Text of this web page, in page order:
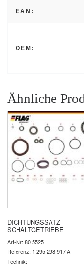
EAN:
OEM:
Ähnliche
DICHTUNGSSATZ
SCHALTGETRIEBE
Art-Nr: 80 5525
Referenz: 1 295 298 917 A
Technik: